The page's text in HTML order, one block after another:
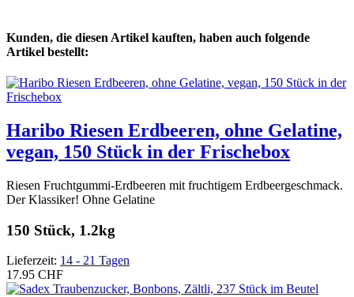
Kunden, die diesen Artikel kauften, haben auch folgende
Artikel bestellt:
Haribo Riesen Erdbeeren, ohne Gelatine,
vegan, 150 Stück in der Frischebox
Riesen Fruchtgummi-Erdbeeren mit fruchtigem Erdbeergeschmack.
Der Klassiker! Ohne Gelatine
150 Stück, 1.2kg
Lieferzeit: 14 - 21 Tagen
17.95 CHF